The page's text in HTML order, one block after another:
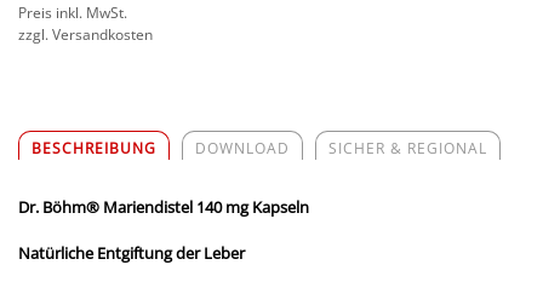
Preis inkl. MwSt.
zzgl. Versandkosten
BESCHREIBUNG DOWNLOAD SICHER & REGIONAL
Dr. Böhm® Mariendistel 140 mg Kapseln
Natürliche Entgiftung der Leber